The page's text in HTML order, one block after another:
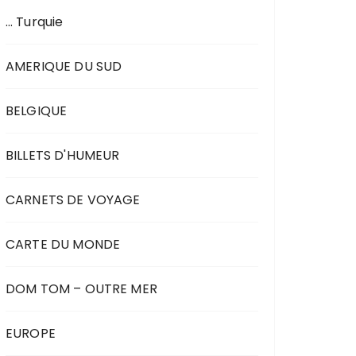
… Turquie
AMERIQUE DU SUD
BELGIQUE
BILLETS D'HUMEUR
CARNETS DE VOYAGE
CARTE DU MONDE
DOM TOM – OUTRE MER
EUROPE